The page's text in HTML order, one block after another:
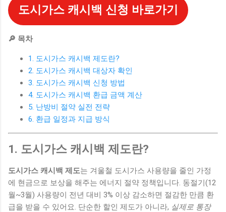
도시가스 캐시백 신청 바로가기
🔎 목차
1. 도시가스 캐시백 제도란?
2. 도시가스 캐시백 대상자 확인
3. 도시가스 캐시백 신청 방법
4. 도시가스 캐시백 환급 금액 계산
5. 난방비 절약 실전 전략
6. 환급 일정과 지급 방식
1. 도시가스 캐시백 제도란?
도시가스 캐시백 제도는 겨울철 도시가스 사용량을 줄인 가정
에 현금으로 보상을 해주는 에너지 절약 정책입니다. 동절기(12
월~3월) 사용량이 전년 대비 3% 이상 감소하면 절감한 만큼 환
급을 받을 수 있어요. 단순한 할인 제도가 아니라, 실제로 통장